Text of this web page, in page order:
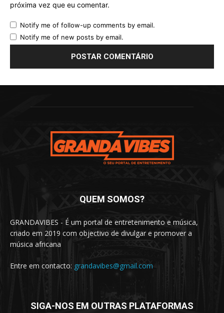
próxima vez que eu comentar.
Notify me of follow-up comments by email.
Notify me of new posts by email.
QUEM SOMOS?
GRANDAVIBES - É um portal de entretenimento e música,
criado em 2019 com objectivo de divulgar e promover a
música africana
Entre em contacto: grandavibes@gmail.com
SIGA-NOS EM OUTRAS PLATAFORMAS